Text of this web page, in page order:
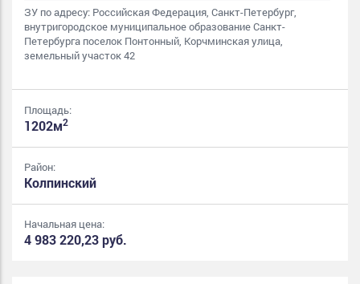
ЗУ по адресу: Российская Федерация, Санкт-Петербург,
внутригородское муниципальное образование Санкт-
Петербурга поселок Понтонный, Корчминская улица,
земельный участок 42
Площадь:
1202м2
Район:
Колпинский
Начальная цена:
4 983 220,23 руб.